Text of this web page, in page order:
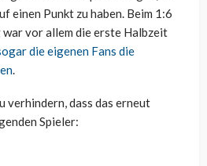
einen Punkt zu haben. Beim 1:6
war vor allem die erste Halbzeit
die eigenen Fans die
verhindern, dass das erneut
Spieler: